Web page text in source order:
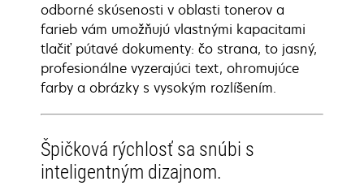
odborné skúsenosti v oblasti tonerov a
farieb vám umožňujú vlastnými kapacitami
tlačiť pútavé dokumenty: čo strana, to jasný,
profesionálne vyzerajúci text, ohromujúce
farby a obrázky s vysokým rozlíšením.
Špičková rýchlosť sa snúbi s
inteligentným dizajnom.